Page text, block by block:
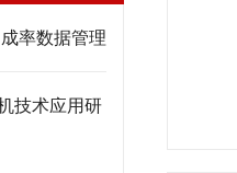
率数据管理
技术应用研